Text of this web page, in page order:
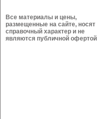
Все материалы и цены,
размещенные на сайте, носят
справочный характер и не
являются публичной офертой